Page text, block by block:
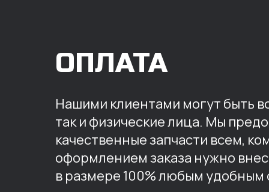
ОПЛАТА
Нашими клиентами могут быть
так и физические лица. Мы
качественные запчасти всем,
оформлением заказа нужно
в размере 100% любым удобным